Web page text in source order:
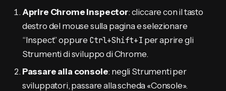
Aprire Chrome Inspector: cliccare con il tasto
destro del mouse sulla pagina e selezionare
“Inspect” oppure Ctrl+Shift+I per aprire gli
Strumenti di sviluppo di Chrome.
Passare alla console: negli Strumenti per
sviluppatori, passare alla scheda «Console».